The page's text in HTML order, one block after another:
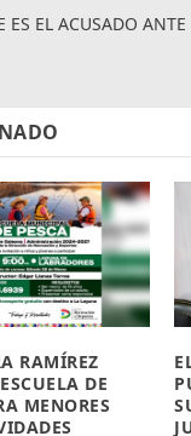
ES EL ACUSADO
RAMÍREZ
DE
MENORES